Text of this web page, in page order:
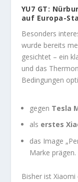
YU7 GT:
auf Europa-
Besonders
wurde bereits
gesichtet – ein
und das
Bedingungen
gegen Tesla
als erstes
das Image
Marke prägen.
Bisher ist